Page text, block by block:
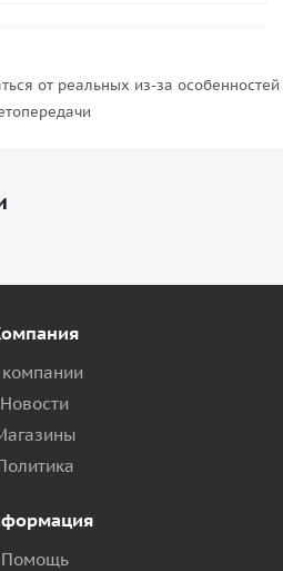
от реальных из-за особенностей
Новости
Помощь